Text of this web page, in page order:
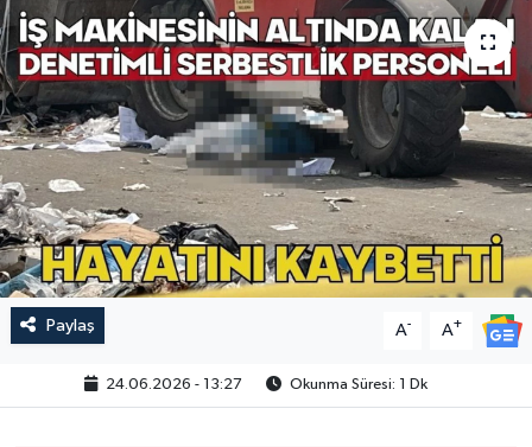
Paylaş A- A+
24.06.2026 - 13:27 Okunma Süresi: 1 Dk